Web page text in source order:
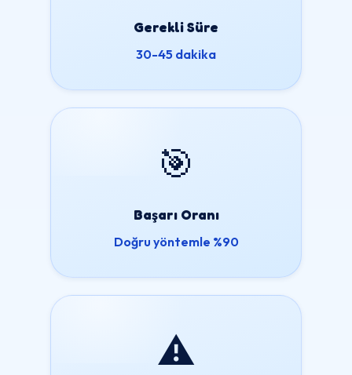
Gerekli Süre
30-45 dakika
🎯
Başarı Oranı
Doğru yöntemle %90
⚠️